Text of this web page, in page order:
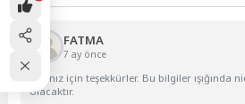
FATMA
7 ay önce
Yazınız için teşekkürler. Bu bilgiler
olacaktır.